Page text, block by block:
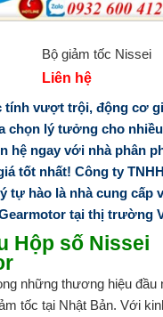
Bộ giảm tốc Nissei
Liên hệ
tính vượt trội, động cơ
chọn lý tưởng cho
hệ ngay với nhà phân
tốt nhất! Công ty
tự hào là nhà cung cấp
tại thị trường
Hộp số Nissei
những thương hiệu đầu
tốc tại Nhật Bản. Với